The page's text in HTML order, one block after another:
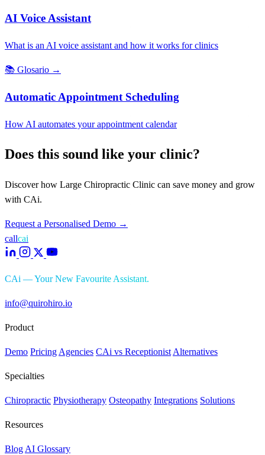
AI Voice Assistant
What is an AI voice assistant and how it works for clinics
📚 Glosario →
Automatic Appointment Scheduling
How AI automates your appointment calendar
Does this sound like your clinic?
Discover how Large Chiropractic Clinic can save money and grow
with CAi.
Request a Personalised Demo →
callcai
CAi — Your New Favourite Assistant.
info@quirohiro.io
Product
Demo Pricing Agencies CAi vs Receptionist Alternatives
Specialties
Chiropractic Physiotherapy Osteopathy Integrations Solutions
Resources
Blog AI Glossary